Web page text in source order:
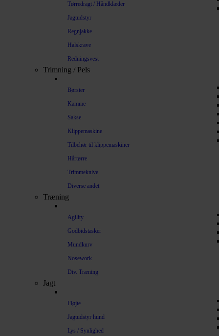
Tørredragt / Håndklæder
Jagtudstyr
Regnjakke
Halskrave
Redningsvest
Trimning / Pels
Børster
Kamme
Sakse
Klippemaskine
Tilbehør til klippemaskiner
Hårtørre
Trimmeknive
Diverse andet
Træning
Agility
Godbidstasker
Mundkurv
Nosework
Div. Træning
Jagt
Fløjte
Jagtudstyr hund
Lys / Synlighed